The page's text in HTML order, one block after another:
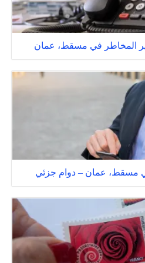
المخاطر في مسقط، عمان
مسقط، عمان – دوام جزئي